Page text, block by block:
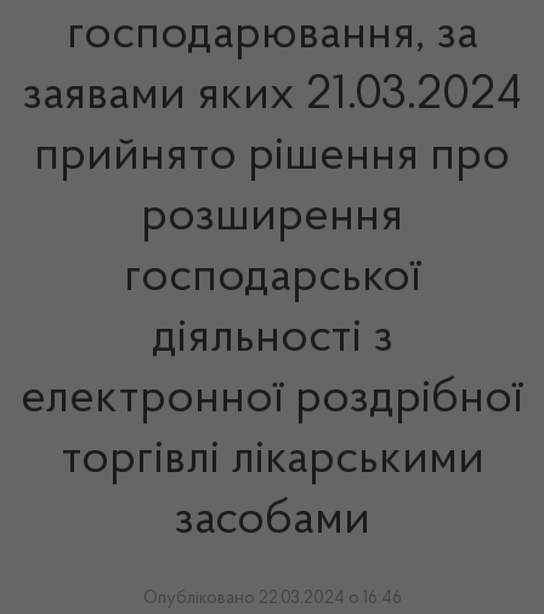
господарювання, за
заявами яких 21.03.2024
прийнято рішення про
розширення
господарської
діяльності з
електронної роздрібної
торгівлі лікарськими
засобами
Опубліковано 22.03.2024 о 16:46